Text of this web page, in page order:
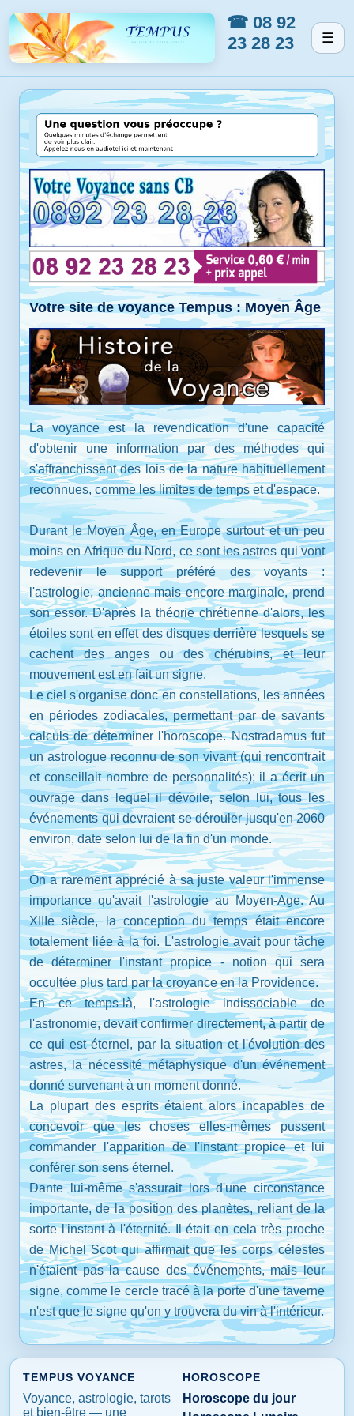
☎ 08 92
23 28 23
☰
Votre site de voyance Tempus : Moyen Âge
La voyance est la revendication d'une capacité
d'obtenir une information par des méthodes qui
s'affranchissent des lois de la nature habituellement
reconnues, comme les limites de temps et d'espace.
Durant le Moyen Âge, en Europe surtout et un peu
moins en Afrique du Nord, ce sont les astres qui vont
redevenir le support préféré des voyants :
l'astrologie, ancienne mais encore marginale, prend
son essor. D'après la théorie chrétienne d'alors, les
étoiles sont en effet des disques derrière lesquels se
cachent des anges ou des chérubins, et leur
mouvement est en fait un signe.
Le ciel s'organise donc en constellations, les années
en périodes zodiacales, permettant par de savants
calculs de déterminer l'horoscope. Nostradamus fut
un astrologue reconnu de son vivant (qui rencontrait
et conseillait nombre de personnalités); il a écrit un
ouvrage dans lequel il dévoile, selon lui, tous les
événements qui devraient se dérouler jusqu'en 2060
environ, date selon lui de la fin d'un monde.
On a rarement apprécié à sa juste valeur l'immense
importance qu'avait l'astrologie au Moyen-Age. Au
XIIIe siècle, la conception du temps était encore
totalement liée à la foi. L'astrologie avait pour tâche
de déterminer l'instant propice - notion qui sera
occultée plus tard par la croyance en la Providence.
En ce temps-là, l'astrologie indissociable de
l'astronomie, devait confirmer directement, à partir de
ce qui est éternel, par la situation et l'évolution des
astres, la nécessité métaphysique d'un événement
donné survenant à un moment donné.
La plupart des esprits étaient alors incapables de
concevoir que les choses elles-mêmes pussent
commander l'apparition de l'instant propice et lui
conférer son sens éternel.
Dante lui-même s'assurait lors d'une circonstance
importante, de la position des planètes, reliant de la
sorte l'instant à l'éternité. Il était en cela très proche
de Michel Scot qui affirmait que les corps célestes
n'étaient pas la cause des événements, mais leur
signe, comme le cercle tracé à la porte d'une taverne
n'est que le signe qu'on y trouvera du vin à l'intérieur.
TEMPUS VOYANCE
Voyance, astrologie, tarots
et bien-être — une
HOROSCOPE
Horoscope du jour